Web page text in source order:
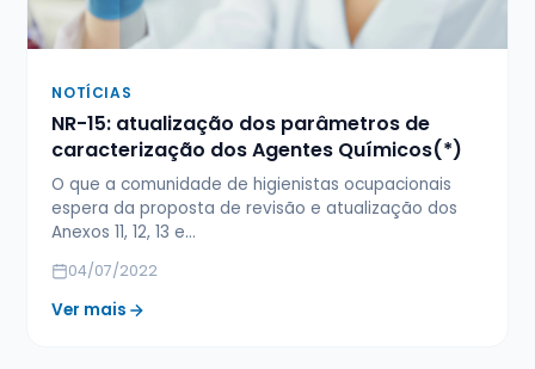
NOTÍCIAS
NR-15: atualização dos parâmetros de
caracterização dos Agentes Químicos(*)
O que a comunidade de higienistas ocupacionais
espera da proposta de revisão e atualização dos
Anexos 11, 12, 13 e…
04/07/2022
Ver mais